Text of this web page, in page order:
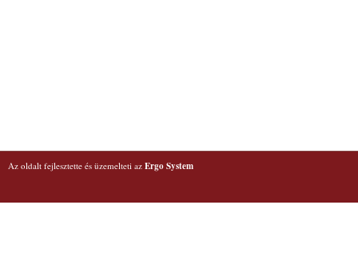
Az oldalt fejlesztette és üzemelteti az Ergo System